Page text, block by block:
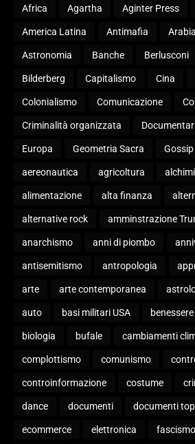
Africa Agartha Aginter Press
America Latina Antimafia
Astronomia Banche Berlusconi
Bilderberg Capitalismo Cina
Colonialismo Comunicazione
Criminalità organizzata
Europa Geometria Sacra Gossip
aereonautica agricoltura
alimentazione alta finanza
alternative rock amminstrazione
anarchismo anni di piombo
antisemitismo antropologia
arte arte contemporanea
auto basi militari USA benessere
biologia bufale cambiamenti
complottismo comunismo
controinformazione costume
dance documenti documenti
ecommerce elettronica fascismo